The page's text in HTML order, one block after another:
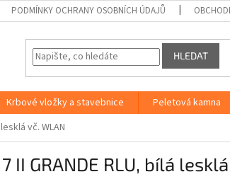
PODMÍNKY OCHRANY OSOBNÍCH ÚDAJŮ
HLEDAT
Krbové vložky a stavebnice Peletová kamna
vč. WLAN
7 II GRANDE RLU, bílá